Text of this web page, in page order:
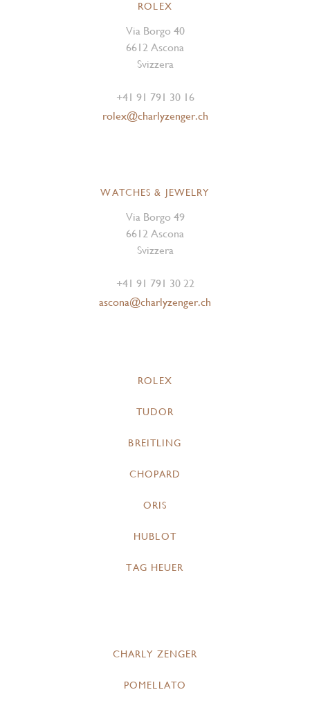
ROLEX
Via Borgo 40
6612 Ascona
Svizzera
+41 91 791 30 16
rolex@charlyzenger.ch
WATCHES & JEWELRY
Via Borgo 49
6612 Ascona
Svizzera
+41 91 791 30 22
ascona@charlyzenger.ch
ROLEX
TUDOR
BREITLING
CHOPARD
ORIS
HUBLOT
TAG HEUER
CHARLY ZENGER
POMELLATO